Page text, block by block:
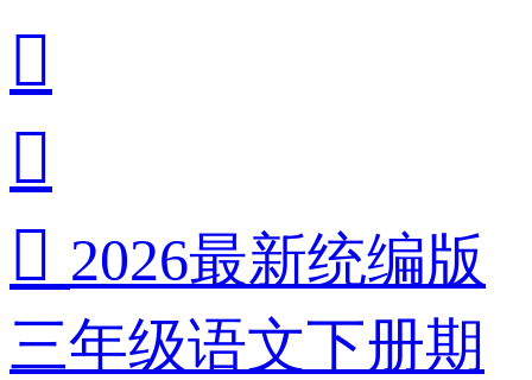


 2026最新统编版
三年级语文下册期